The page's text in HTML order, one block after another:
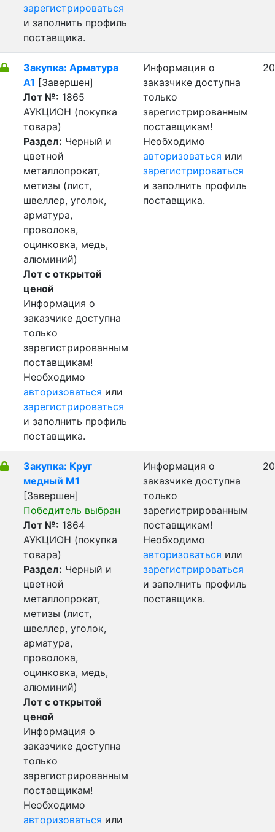
зарегистрироваться
и заполнить профиль
поставщика.
Закупка: Арматура
А1 [Завершен]
Лот №: 1865
АУКЦИОН (покупка
товара)
Раздел: Черный и
цветной
металлопрокат,
метизы (лист,
швеллер, уголок,
арматура,
проволока,
оцинковка, медь,
алюминий)
Лот с открытой
ценой
Информация о
заказчике доступна
только
зарегистрированным
поставщикам!
Необходимо
авторизоваться или
зарегистрироваться
и заполнить профиль
поставщика.
Информация о
заказчике доступна
только
зарегистрированным
поставщикам!
Необходимо
авторизоваться или
зарегистрироваться
и заполнить профиль
поставщика.
Закупка: Круг
медный М1
[Завершен]
Победитель выбран
Лот №: 1864
АУКЦИОН (покупка
товара)
Раздел: Черный и
цветной
металлопрокат,
метизы (лист,
швеллер, уголок,
арматура,
проволока,
оцинковка, медь,
алюминий)
Лот с открытой
ценой
Информация о
заказчике доступна
только
зарегистрированным
поставщикам!
Необходимо
авторизоваться или
Информация о
заказчике доступна
только
зарегистрированным
поставщикам!
Необходимо
авторизоваться или
зарегистрироваться
и заполнить профиль
поставщика.